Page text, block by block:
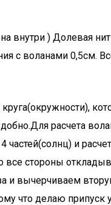
) Долевая
воланами 0,5см.
расчета
и
стороны
вычерчиваем
что делаю